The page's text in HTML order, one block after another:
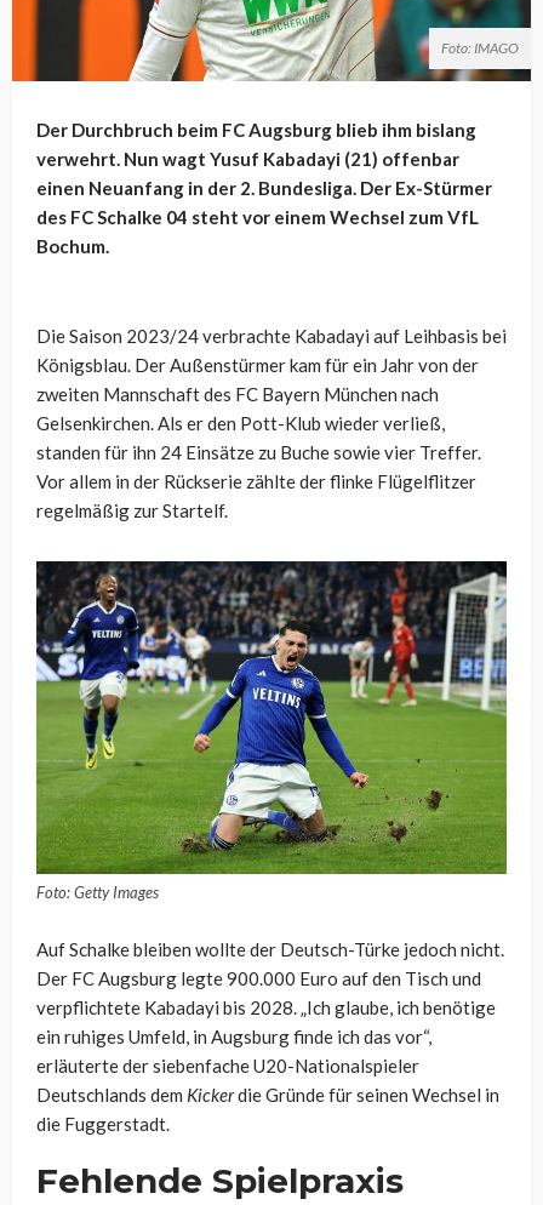
Foto: IMAGO
Der Durchbruch beim FC Augsburg blieb ihm bislang
verwehrt. Nun wagt Yusuf Kabadayi (21) offenbar
einen Neuanfang in der 2. Bundesliga. Der Ex-Stürmer
des FC Schalke 04 steht vor einem Wechsel zum VfL
Bochum.
Die Saison 2023/24 verbrachte Kabadayi auf Leihbasis bei
Königsblau. Der Außenstürmer kam für ein Jahr von der
zweiten Mannschaft des FC Bayern München nach
Gelsenkirchen. Als er den Pott-Klub wieder verließ,
standen für ihn 24 Einsätze zu Buche sowie vier Treffer.
Vor allem in der Rückserie zählte der flinke Flügelflitzer
regelmäßig zur Startelf.
Foto: Getty Images
Auf Schalke bleiben wollte der Deutsch-Türke jedoch nicht.
Der FC Augsburg legte 900.000 Euro auf den Tisch und
verpflichtete Kabadayi bis 2028. „Ich glaube, ich benötige
ein ruhiges Umfeld, in Augsburg finde ich das vor“,
erläuterte der siebenfache U20-Nationalspieler
Deutschlands dem Kickerdie Gründe für seinen Wechsel in
die Fuggerstadt.
Fehlende Spielpraxis